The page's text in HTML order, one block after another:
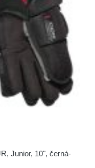
Junior, 10", černá-